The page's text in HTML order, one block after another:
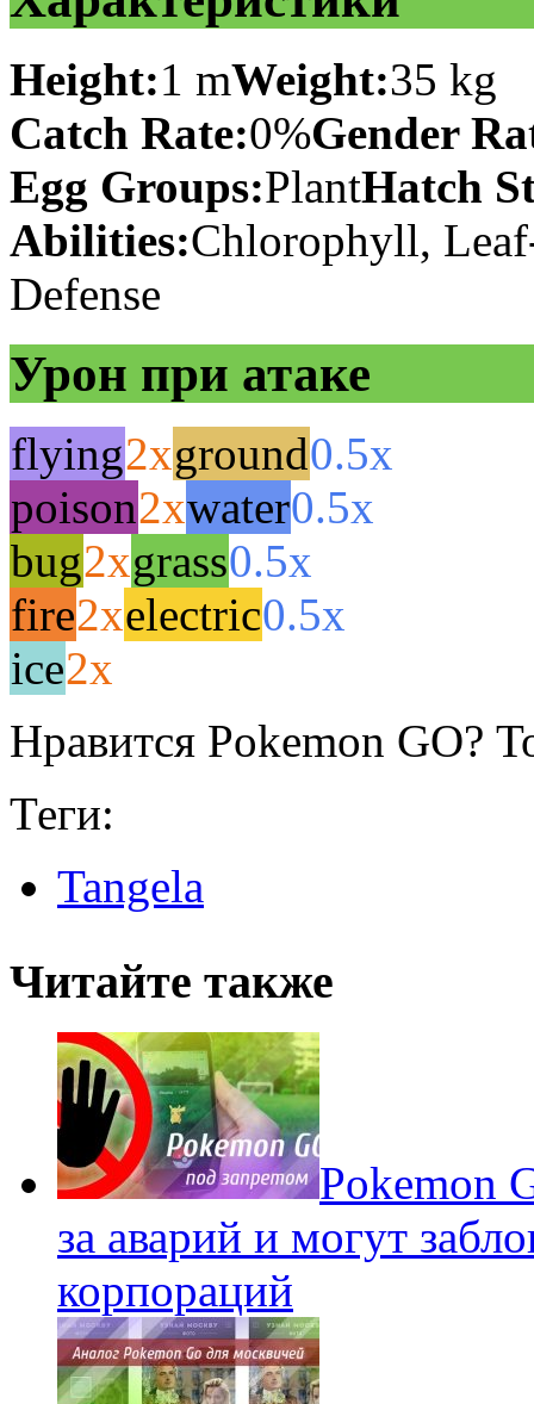
Height:1 mWeight:35 kg
Catch Rate:0%Gender
Egg Groups:PlantHatch
Abilities:Chlorophyll,
Defense
Урон при атаке
flying2xground0.5x
poison2xwater0.5x
bug2xgrass0.5x
fire2xelectric0.5x
ice2x
Нравится Pokemon GO?
Теги:
Tangela
Читайте также
Pokеmon
за аварий и могут
корпораций